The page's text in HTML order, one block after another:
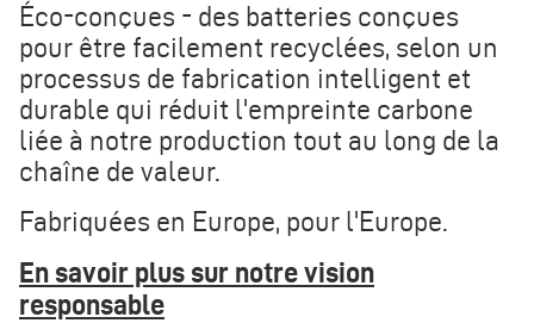
Éco-conçues - des batteries conçues
pour être facilement recyclées, selon un
processus de fabrication intelligent et
durable qui réduit l'empreinte carbone
liée à notre production tout au long de la
chaîne de valeur.
Fabriquées en Europe, pour l'Europe.
En savoir plus sur notre vision
responsable